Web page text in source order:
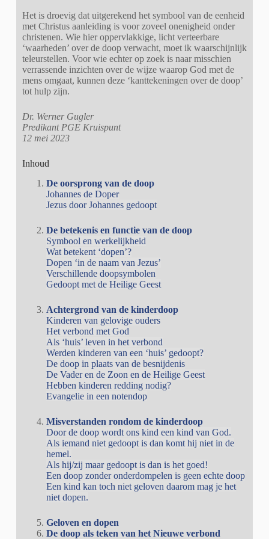
Het is droevig dat uitgerekend het symbool van de eenheid
met Christus aanleiding is voor zoveel onenigheid onder
christenen. Wie hier oppervlakkige, licht verteerbare
‘waarheden’ over de doop verwacht, moet ik waarschijnlijk
teleurstellen. Voor wie echter op zoek is naar misschien
verrassende inzichten over de wijze waarop God met de
mens omgaat, kunnen deze ‘kanttekeningen over de doop’
tot hulp zijn.
Dr. Werner Gugler
Predikant PGE Kruispunt
12 mei 2023
Inhoud
De oorsprong van de doop
Johannes de Doper
Jezus door Johannes gedoopt
De betekenis en functie van de doop
Symbool en werkelijkheid
Wat betekent ‘dopen’?
Dopen ‘in de naam van Jezus’
Verschillende doopsymbolen
Gedoopt met de Heilige Geest
Achtergrond van de kinderdoop
Kinderen van gelovige ouders
Het verbond met God
Als ‘huis’ leven in het verbond
Werden kinderen van een ‘huis’ gedoopt?
De doop in plaats van de besnijdenis
De Vader en de Zoon en de Heilige Geest
Hebben kinderen redding nodig?
Evangelie in een notendop
Misverstanden rondom de kinderdoop
Door de doop wordt ons kind een kind van God.
Als iemand niet gedoopt is dan komt hij niet in de
hemel.
Als hij/zij maar gedoopt is dan is het goed!
Een doop zonder onderdompelen is geen echte doop
Een kind kan toch niet geloven daarom mag je het
niet dopen.
Geloven en dopen
De doop als teken van het Nieuwe verbond